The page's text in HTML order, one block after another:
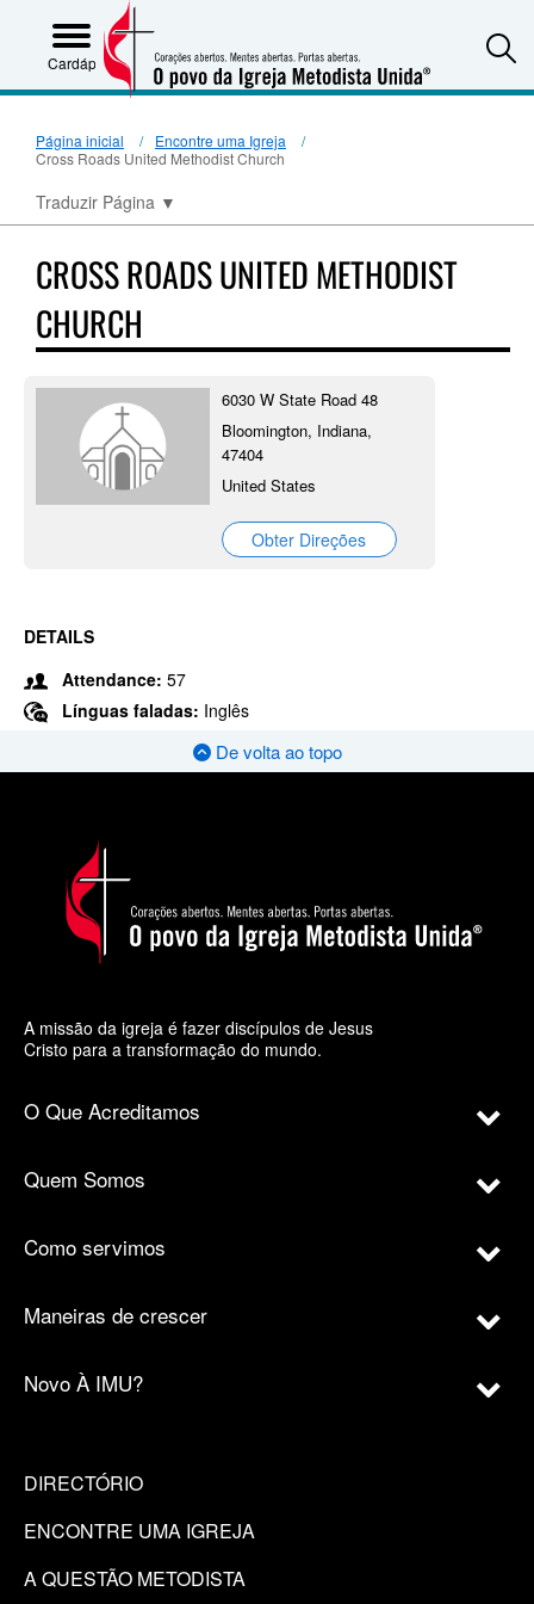
Cardápio
Página inicial
Encontre uma Igreja
Cross Roads United Methodist Church
Traduzir Página ▼
CROSS ROADS UNITED METHODIST
CHURCH
6030 W State Road 48
Bloomington, Indiana,
47404
United States
Obter Direções
DETAILS
Attendance: 57
Línguas faladas: Inglês
De volta ao topo
A missão da igreja é fazer discípulos de Jesus
Cristo para a transformação do mundo.
O Que Acreditamos
Quem Somos
Como servimos
Maneiras de crescer
Novo À IMU?
DIRECTÓRIO
ENCONTRE UMA IGREJA
A QUESTÃO METODISTA